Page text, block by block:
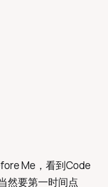
Me，看到Code
然要第一时间点